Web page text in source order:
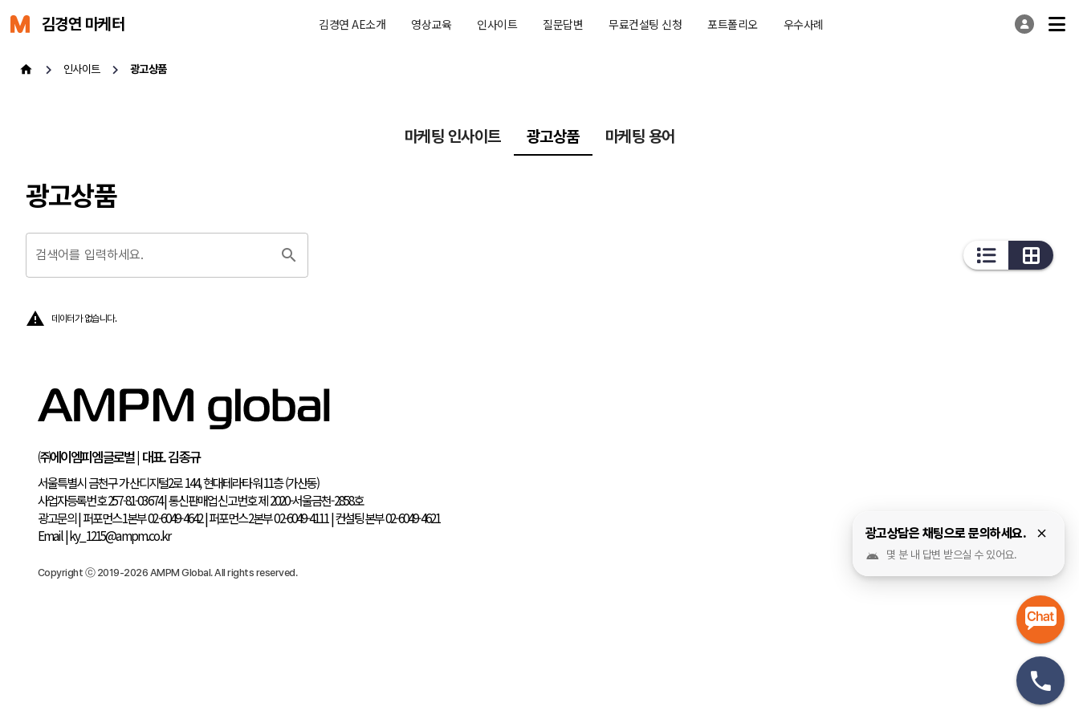
김경연 마케터 김경연 AE소개 영상교육 인사이트 질문답변 무료컨설팅 신청 포트폴리오 우수사례
인사이트 광고상품
마케팅 인사이트 광고상품 마케팅 용어
광고상품
검색어를 입력하세요.
데이터가 없습니다.
㈜에이엠피엠글로벌 | 대표. 김종규
서울특별시 금천구 가산디지털2로 144, 현대테라타워 11층 (가산동)
사업자등록번호 257-81-03674
광고문의|퍼포먼스1본부 02-6049-4642|퍼포먼스2본부 02-6049-4111
광고상담은 채팅으로 문의하세요.
몇 분 내 답변 받으실 수 있어요.